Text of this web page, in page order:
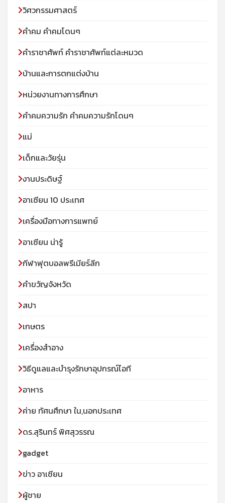
วิศวกรรมศาสตร์
คำคม คำคมโดนๆ
คำราชาศัพท์ คำราชาศัพท์แต่ละหมวด
บ้านและการตกแต่งบ้าน
หน่วยงานทางการศึกษา
คำคมความรัก คำคมความรักโดนๆ
แม่
เด็กและวัยรุ่น
งานประดิษฐ์
อาเซียน 10 ประเทศ
เครื่องมือทางการแพทย์
อาเซียน น่ารู้
กีฬาฟุตบอลพรีเมียร์ลีก
คำขวัญจังหวัด
สปา
เกษตร
เครื่องสำอาง
วิธีดูแลและบำรุงรักษาอุปกรณ์ไอที
อาหาร
ค่าย ทัศนศึกษา ใน,นอกประเทศ
ดร.สุรินทร์ พิศสุวรรณ
gadget
ข่าว อาเซียน
ผู้ชาย